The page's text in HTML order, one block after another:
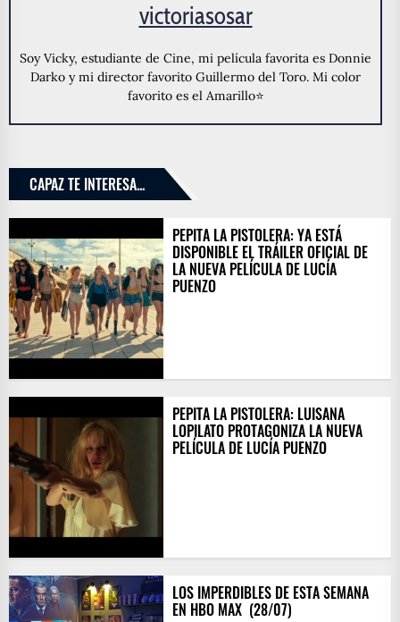
victoriasosar
Soy Vicky, estudiante de Cine, mi película favorita es Donnie
Darko y mi director favorito Guillermo del Toro. Mi color
favorito es el Amarillo⭐️
CAPAZ TE INTERESA...
PEPITA LA PISTOLERA: YA ESTÁ
DISPONIBLE EL TRÁILER OFICIAL DE
LA NUEVA PELÍCULA DE LUCÍA
PUENZO
PEPITA LA PISTOLERA: LUISANA
LOPILATO PROTAGONIZA LA NUEVA
PELÍCULA DE LUCÍA PUENZO
LOS IMPERDIBLES DE ESTA SEMANA
EN HBO MAX ​ (28/07)